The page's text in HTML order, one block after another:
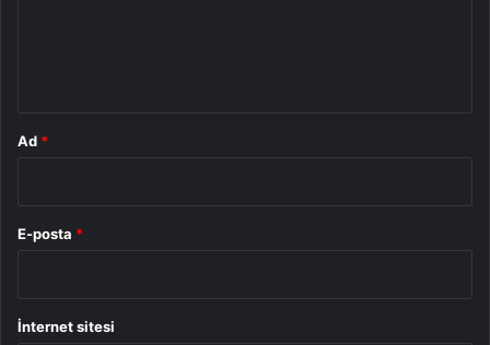
Ad *
E-posta *
İnternet sitesi